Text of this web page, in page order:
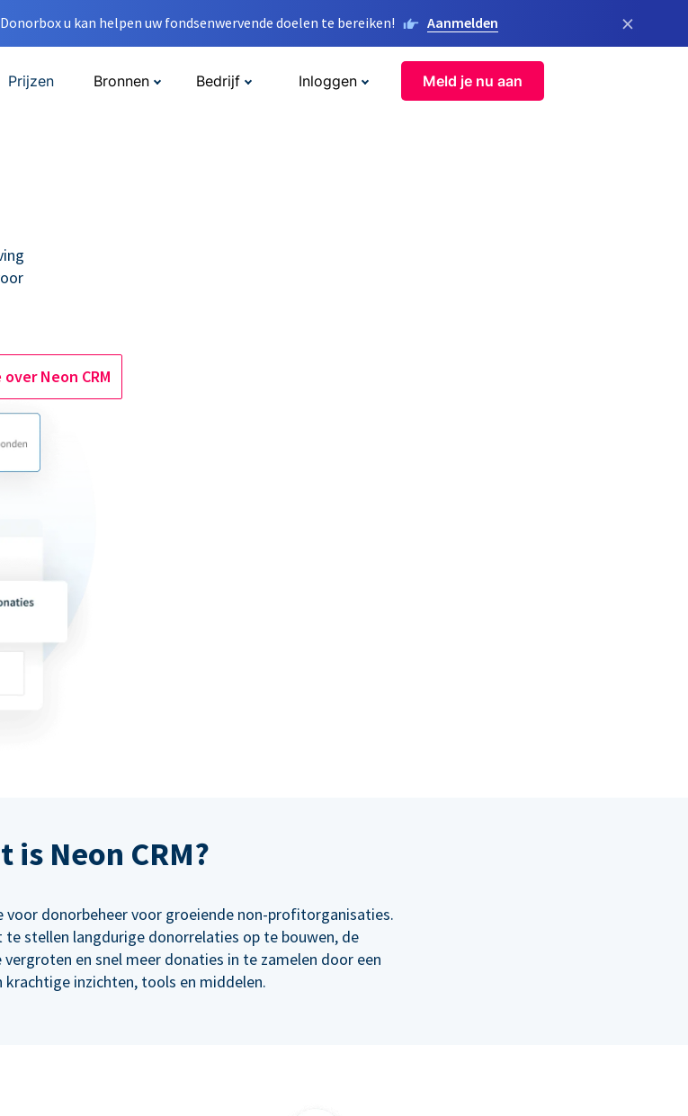
u kan helpen uw fondsenwervende doelen te bereiken! Aanmelden ×
Prijzen Bronnen Bedrijf Inloggen Meld je nu aan
Neon CRM
is Neon CRM?
voor donorbeheer voor groeiende non-profitorganisaties.
stellen langdurige donorrelaties op te bouwen, de
en snel meer donaties in te zamelen door een
krachtige inzichten, tools en middelen.